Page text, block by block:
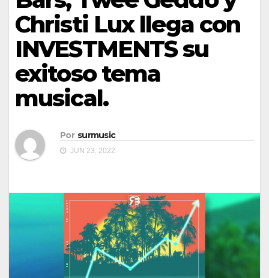
Christi Lux llega con
INVESTMENTS su
exitoso tema
musical.
Por surmusic
JUN 23, 2022